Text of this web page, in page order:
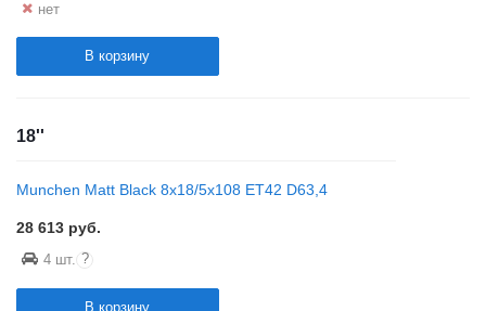
нет
В корзину
18''
Munchen Matt Black 8x18/5x108 ET42 D63,4
28 613 руб.
4 шт. ?
В корзину